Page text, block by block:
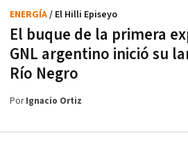
El buque de la primera
GNL argentino inició su
Río Negro
ENERGÍA/ El Hilli Episeyo
PorIgnacio Ortiz